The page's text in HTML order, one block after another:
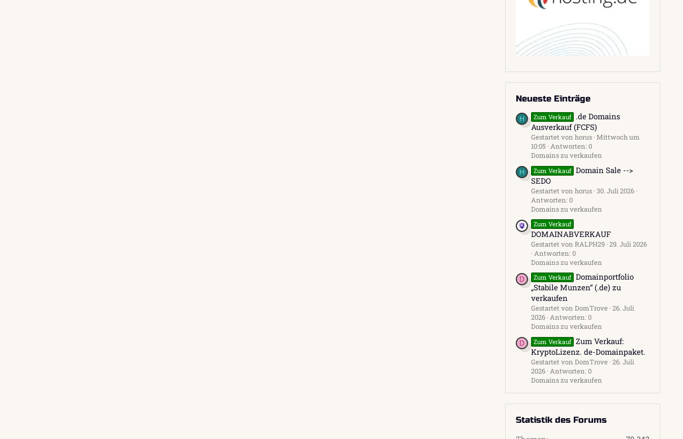
Neueste Einträge
H Zum Verkauf
.de Domains
Ausverkauf (FCFS)
Gestartet von horus Mittwoch um
10:05 Antworten: 0
Domains zu verkaufen
H Zum Verkauf Domain Sale -->
SEDO
Gestartet von horus 30. Juli 2026
Antworten: 0
Domains zu verkaufen
Zum Verkauf
DOMAINABVERKAUF
Gestartet von RALPH29 29. Juli 2026
Antworten: 0
Domains zu verkaufen
D Zum Verkauf Domainportfolio
„Stabile Munzen“ (.de) zu
verkaufen
Gestartet von DomTrove 26. Juli
2026 Antworten: 0
Domains zu verkaufen
D Zum Verkauf Zum Verkauf:
KryptoLizenz. de-Domainpaket.
Gestartet von DomTrove 26. Juli
2026 Antworten: 0
Domains zu verkaufen
Statistik des Forums